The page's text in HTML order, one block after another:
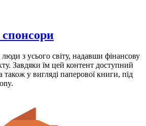
люди з усього світу, надавши фінансову
Завдяки їм цей контент доступний
у вигляді паперової книги, під